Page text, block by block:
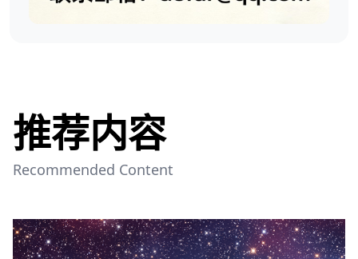
推荐内容
Recommended Content